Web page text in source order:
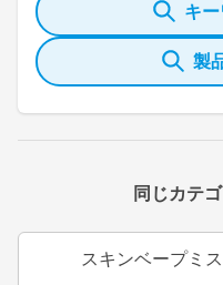
キ
製
同じカテ
スキンベープミ